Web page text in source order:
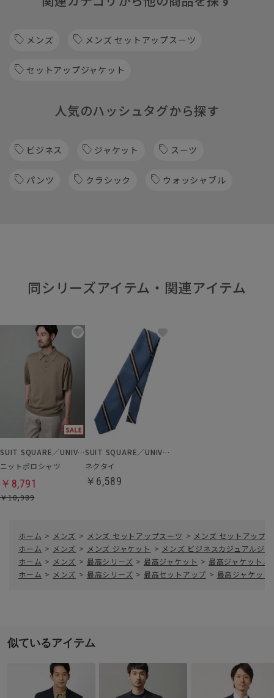
メンズ メンズ セットアップスーツ
セットアップジャケット
人気のハッシュタグから探す
ビジネス ジャケット スーツ
パンツ クラシック ウォッシャブル
同シリーズアイテム・関連アイテム
SUIT SQUARE／UNIVERSAL LANGUAGE
ニットポロシャツ
￥8,791
￥10,989
SUIT SQUARE／UNIVERSAL LANGUAGE
ネクタイ
￥6,589
ホーム > メンズ > メンズ セットアップスーツ > メンズ セットアップ
ホーム > メンズ > メンズ ジャケット > メンズ ビジネスカジュアルジ
ホーム > メンズ > 最高シリーズ > 最高ジャケット > 最高ジャケット
ホーム > メンズ > 最高シリーズ > 最高セットアップ > 最高ジャケッ